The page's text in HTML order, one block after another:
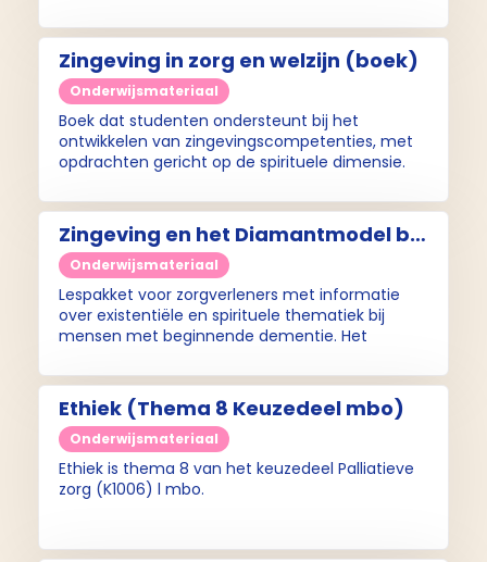
maken om met het snel naderende einde om
te gaan.
Zingeving in zorg en welzijn (boek)
Onderwijsmateriaal
Boek dat studenten ondersteunt bij het
ontwikkelen van zingevingscompetenties, met
opdrachten gericht op de spirituele dimensie.
Zingeving en het Diamantmodel bij
beginnende dementie (lespakket)
Onderwijsmateriaal
Lespakket voor zorgverleners met informatie
over existentiële en spirituele thematiek bij
mensen met beginnende dementie. Het
Ethiek (Thema 8 Keuzedeel mbo)
Onderwijsmateriaal
Ethiek is thema 8 van het keuzedeel Palliatieve
zorg (K1006) l mbo.